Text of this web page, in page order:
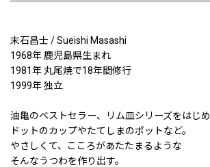
末石昌士 / Sueishi Masashi
1968年 鹿児島県生まれ
1981年 丸尾焼で18年間修行
1999年 独立
油亀のベストセラー、リム皿シリーズをはじめ
ドットのカップやたてしまのポットなど。
やさしくて、こころがあたたまるような
そんなうつわを作り出す。